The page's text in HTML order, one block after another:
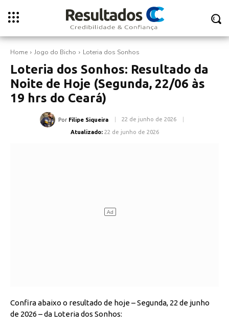
Home Jogo do Bicho Loteria dos Sonhos
Loteria dos Sonhos: Resultado da
Noite de Hoje (Segunda, 22/06 às
19 hrs do Ceará)
Por Filipe Siqueira 22 de junho de 2026
Atualizado: 22 de junho de 2026
Confira abaixo o resultado de hoje – Segunda, 22 de junho
de 2026 – da Loteria dos Sonhos: